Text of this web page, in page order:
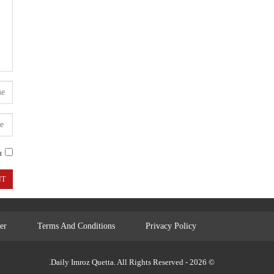
Privacy Policy
Terms And Conditions
© 2026 - Daily Imroz Quetta. All Rights Reserved.